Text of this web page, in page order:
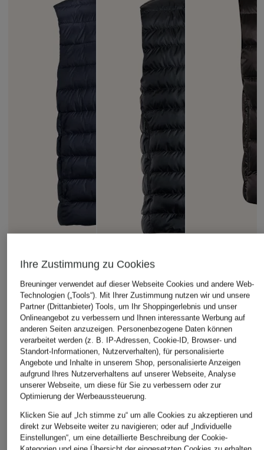
LAUREN
Daunenweste
325 €
CANADA GOOSE
Lightweight-
Daunenweste
STRATUS
575 €
Daunenweste
JEORDIE
430 €
Ihre Zustimmung zu Cookies
Breuninger verwendet auf dieser Webseite Cookies und andere Web-
Technologien („Tools“). Mit Ihrer Zustimmung nutzen wir und unsere
Partner (Drittanbieter) Tools, um Ihr Shoppingerlebnis und unser
Onlineangebot zu verbessern und Ihnen interessante Werbung auf
anderen Seiten anzuzeigen. Personenbezogene Daten können
verarbeitet werden (z. B. IP-Adressen, Cookie-ID, Browser- und
Standort-Informationen, Nutzerverhalten), für personalisierte
Angebote und Inhalte in unserem Shop, personalisierte Anzeigen
aufgrund Ihres Nutzerverhaltens auf unserer Webseite, Analyse
unserer Webseite, um diese für Sie zu verbessern oder zur
Optimierung der Werbeaussteuerung.
Klicken Sie auf „Ich stimme zu“ um alle Cookies zu akzeptieren und
direkt zur Webseite weiter zu navigieren; oder auf „Individuelle
Einstellungen“, um eine detaillierte Beschreibung der Cookie-